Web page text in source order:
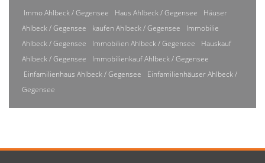
Immo Ahlbeck / Gegensee Haus Ahlbeck / Gegensee
Häuser
Ahlbeck / Gegensee
kaufen Ahlbeck / Gegensee
Immobilie
Ahlbeck / Gegensee
Immobilien Ahlbeck / Gegensee
Hauskauf
Ahlbeck / Gegensee
Immobilienkauf Ahlbeck / Gegensee
Einfamilienhaus Ahlbeck / Gegensee
Einfamilienhäuser Ahlbeck /
Gegensee